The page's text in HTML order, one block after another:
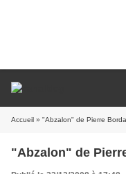
Accueil » "Abzalon" de Pierre
"Abzalon" de